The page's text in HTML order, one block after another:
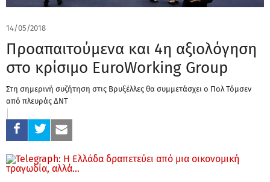
14/05/2018
Προαπαιτούμενα και 4η αξιολόγηση
στο κρίσιμο EuroWorking Group
Στη σημερινή συζήτηση στις Βρυξέλλες θα συμμετάσχει ο Πολ Τόμσεν
από πλευράς ΔΝΤ